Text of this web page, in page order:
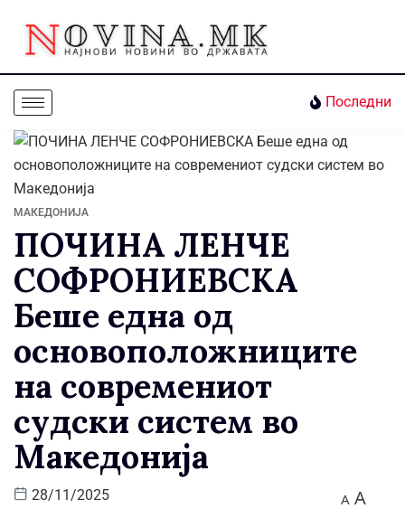
Последни
МАКЕДОНИЈА
ПОЧИНА ЛЕНЧЕ
СОФРОНИЕВСКА
Беше една од
основоположниците
на современиот
судски систем во
Македонија
28/11/2025 A A